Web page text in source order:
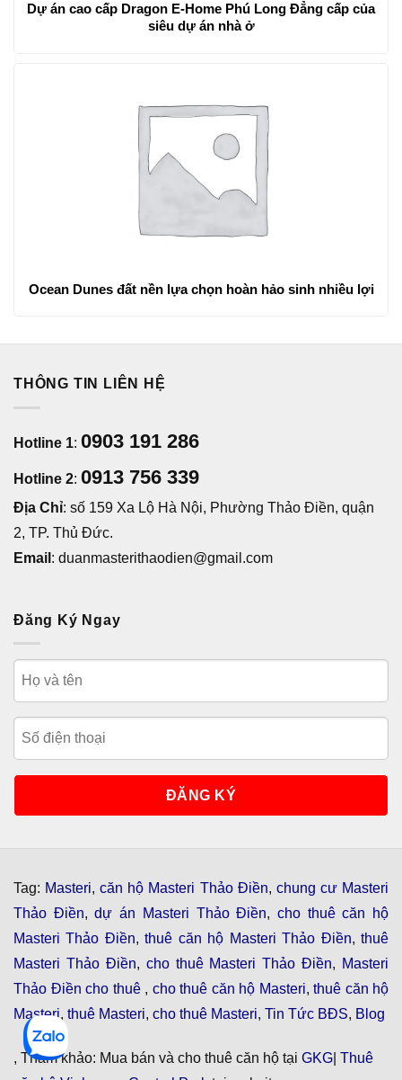
Dự án cao cấp Dragon E-Home Phú Long Đẳng cấp của
siêu dự án nhà ở
Ocean Dunes đất nền lựa chọn hoàn hảo sinh nhiều lợi
THÔNG TIN LIÊN HỆ
Hotline 1: 0903 191 286
Hotline 2: 0913 756 339
Địa Chỉ: số 159 Xa Lộ Hà Nội, Phường Thảo Điền, quận
2, TP. Thủ Đức.
Email : duanmasterithaodien@gmail.com
Đăng Ký Ngay
Tag: Masteri,căn hộ Masteri Thảo Điền, chung cư Masteri
Thảo Điền,dự án Masteri Thảo Điền, cho thuê căn hộ
Masteri Thảo Điền,thuê căn hộ Masteri Thảo Điền,thuê
Masteri Thảo Điền, cho thuê Masteri Thảo Điền, Masteri
Thảo Điền cho thuê , cho thuê căn hộ Masteri, thuê căn hộ
Masteri, thuê Masteri, cho thuê Masteri, Tin Tức BĐS, Blog
, Tham khảo: Mua bán và cho thuê căn hộ tại GKG Thuê